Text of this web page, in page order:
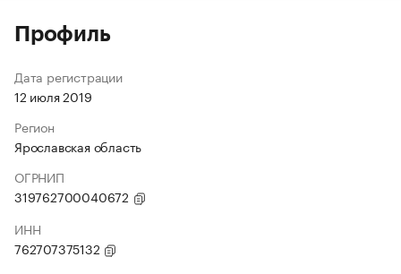
Профиль
Дата регистрации
12 июля 2019
Регион
Ярославская область
ОГРНИП
319762700040672
ИНН
762707375132